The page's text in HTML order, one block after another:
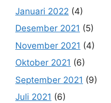
Januari 2022 (4)
Desember 2021 (5)
November 2021 (4)
Oktober 2021 (6)
September 2021 (9)
Juli 2021 (6)